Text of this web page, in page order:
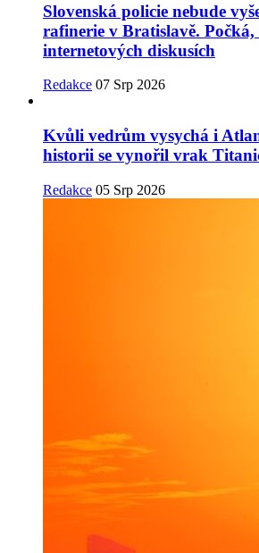
Slovenská policie nebude
rafinerie v Bratislavě.
internetových diskusích
Redakce 07 Srp 2026
Kvůli vedrům vysychá i
historii se vynořil vrak
Redakce 05 Srp 2026